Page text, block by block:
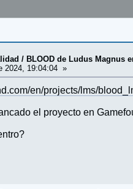
/ BLOOD de Ludus Magnus
2024, 19:04:04 »
en/projects/lms/
el proyecto en